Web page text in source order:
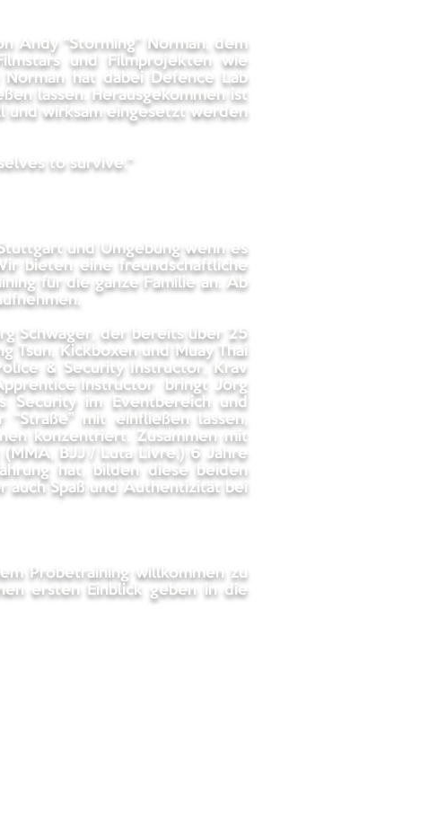
Andy “Storming” Norman, dem
und Filmprojekten wie
Norman hat dabei Defence Lab
lassen. Herausgekommen ist
und wirksam eingesetzt werden
to survive.“
und Umgebung wenn es
bieten eine freundschaftliche
für die ganze Familie an. Ab
Schwager, der bereits über 25
Tsun, Kickboxen und Muay Thai
& Security Instructor, Krav
Instructor bringt Jörg
Security im Eventbereich und
mit einfließen lassen,
konzentriert. ​Zusammen mit
BJJ / Luta Livre,) 6 Jahre
hat, bilden diese beiden
auch Spaß und Authentizität bei
Probetraining willkommen zu
ersten Einblick geben in die